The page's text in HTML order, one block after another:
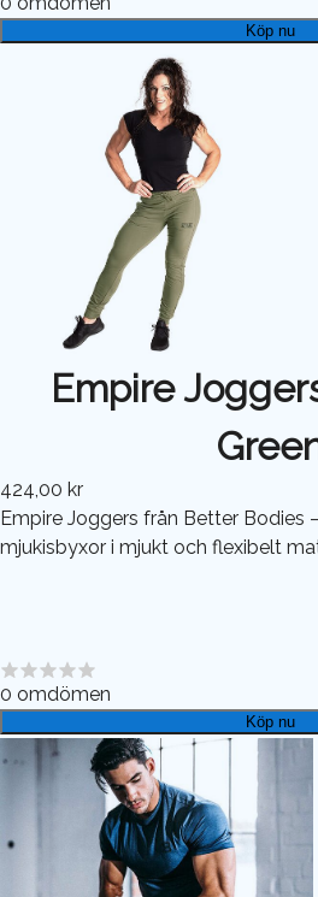
Köp nu
Empire
424,00 kr
Empire Joggers från Better Bodies
mjukisbyxor i mjukt och flexibelt
0 omdömen
Köp nu